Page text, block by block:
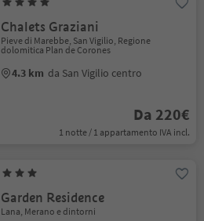
Chalets Graziani
Pieve di Marebbe, San Vigilio, Regione
dolomitica Plan de Corones
4.3 km da San Vigilio centro
Da 220€
1 notte / 1 appartamento IVA incl.
Garden Residence
Lana, Merano e dintorni